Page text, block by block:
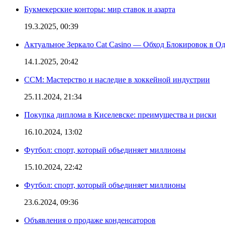
Букмекерские конторы: мир ставок и азарта
19.3.2025, 00:39
Актуальное Зеркало Cat Casino — Обход Блокировок в
14.1.2025, 20:42
CCM: Мастерство и наследие в хоккейной индустрии
25.11.2024, 21:34
Покупка диплома в Киселевске: преимущества и риски
16.10.2024, 13:02
Футбол: спорт, который объединяет миллионы
15.10.2024, 22:42
Футбол: спорт, который объединяет миллионы
23.6.2024, 09:36
Объявления о продаже конденсаторов